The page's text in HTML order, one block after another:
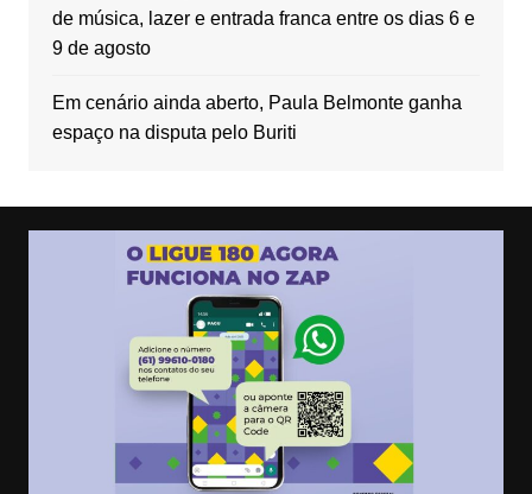
de música, lazer e entrada franca entre os dias 6 e
9 de agosto
Em cenário ainda aberto, Paula Belmonte ganha
espaço na disputa pelo Buriti